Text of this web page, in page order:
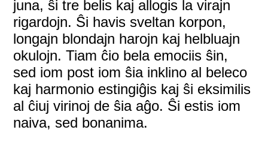
juna, ŝi tre belis kaj allogis la virajn
rigardojn. Ŝi havis sveltan korpon,
longajn blondajn harojn kaj helbluajn
okulojn. Tiam ĉio bela emociis ŝin,
sed iom post iom ŝia inklino al beleco
kaj harmonio estingiĝis kaj ŝi eksimilis
al ĉiuj virinoj de ŝia aĝo. Ŝi estis iom
naiva, sed bonanima.